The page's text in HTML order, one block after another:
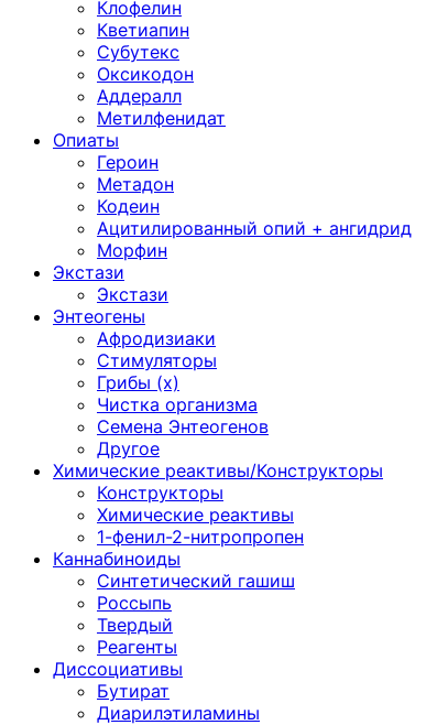
Клофелин
Кветиапин
Субутекс
Оксикодон
Аддералл
Метилфенидат
Опиаты
Героин
Метадон
Кодеин
Ацитилированный опий + ангидрид
Морфин
Экстази
Экстази
Энтеогены
Афродизиаки
Стимуляторы
Грибы (х)
Чистка организма
Семена Энтеогенов
Другое
Химические реактивы/Конструкторы
Конструкторы
Химические реактивы
1-фенил-2-нитропропен
Каннабиноиды
Синтетический гашиш
Россыпь
Твердый
Реагенты
Диссоциативы
Бутират
Диарилэтиламины